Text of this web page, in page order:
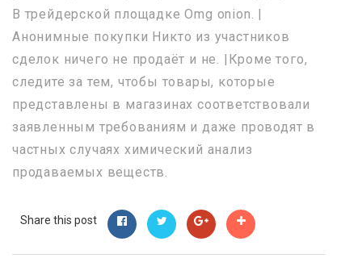
В трейдерской площадке Omg onion. |
Анонимные покупки Никто из участников
сделок ничего не продаёт и не. |Кроме того,
следите за тем, чтобы товары, которые
представлены в магазинах соответствовали
заявленным требованиям и даже проводят в
частных случаях химический анализ
продаваемых веществ.
Share this post